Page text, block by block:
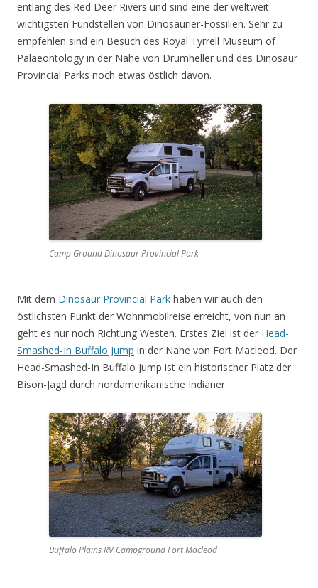
entlang des Red Deer Rivers und sind eine der weltweit
wichtigsten Fundstellen von Dinosaurier-Fossilien. Sehr zu
empfehlen sind ein Besuch des Royal Tyrrell Museum of
Palaeontology in der Nähe von Drumheller und des Dinosaur
Provincial Parks noch etwas östlich davon.
Camp Ground Dinosaur Provincial Park
Mit dem Dinosaur Provincial Park haben wir auch den
östlichsten Punkt der Wohnmobilreise erreicht, von nun an
geht es nur noch Richtung Westen. Erstes Ziel ist der Head-
Smashed-In Buffalo Jump in der Nähe von Fort Macleod. Der
Head-Smashed-In Buffalo Jump ist ein historischer Platz der
Bison-Jagd durch nordamerikanische Indianer.
Buffalo Plains RV Campground Fort Macleod